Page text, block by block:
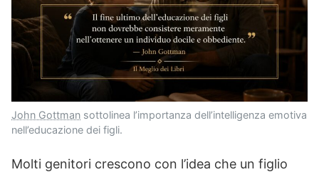
John Gottman sottolinea l’importanza dell’intelligenza emotiva
nell’educazione dei figli.
Molti genitori crescono con l’idea che un figlio